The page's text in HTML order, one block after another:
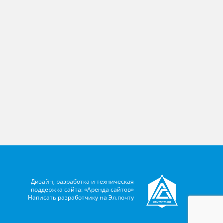
Дизайн, разработка и техническая
поддержка сайта: «Аренда сайтов»
Написать разработчику наЭл.почту